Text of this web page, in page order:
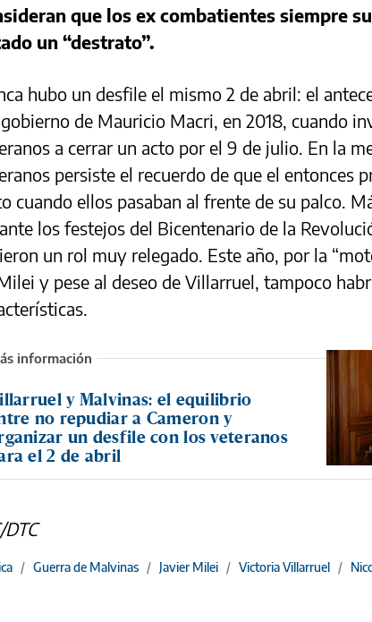
que los ex combatientes siempre
un “destrato”.
hubo un desfile el mismo 2 de abril: el
de Mauricio Macri, en 2018, cuando
a cerrar un acto por el 9 de julio. En la
persiste el recuerdo de que el entonces
cuando ellos pasaban al frente de su palco.
los festejos del Bicentenario de la
un rol muy relegado. Este año, por la
y pese al deseo de Villarruel, tampoco
y Malvinas: el equilibrio
no repudiar a Cameron y
un desfile con los veteranos
el 2 de abril
DTC
/ Guerra de Malvinas / Javier Milei / Victoria Villarruel /